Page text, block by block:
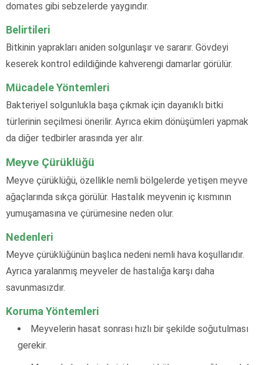
domates gibi sebzelerde yaygındır.
Belirtileri
Bitkinin yaprakları aniden solgunlaşır ve sararır. Gövdeyi
keserek kontrol edildiğinde kahverengi damarlar görülür.
Mücadele Yöntemleri
Bakteriyel solgunlukla başa çıkmak için dayanıklı bitki
türlerinin seçilmesi önerilir. Ayrıca ekim dönüşümleri yapmak
da diğer tedbirler arasında yer alır.
Meyve Çürüklüğü
Meyve çürüklüğü, özellikle nemli bölgelerde yetişen meyve
ağaçlarında sıkça görülür. Hastalık meyvenin iç kısmının
yumuşamasına ve çürümesine neden olur.
Nedenleri
Meyve çürüklüğünün başlıca nedeni nemli hava koşullarıdır.
Ayrıca yaralanmış meyveler de hastalığa karşı daha
savunmasızdır.
Koruma Yöntemleri
Meyvelerin hasat sonrası hızlı bir şekilde soğutulması
gerekir.